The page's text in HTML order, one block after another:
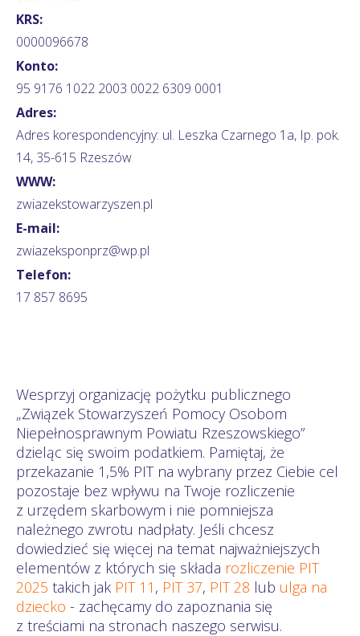
KRS:
0000096678
Konto:
95 9176 1022 2003 0022 6309 0001
Adres:
Adres korespondencyjny: ul. Leszka Czarnego 1a, Ip. pok.
14, 35-615 Rzeszów
WWW:
zwiazekstowarzyszen.pl
E-mail:
zwiazeksponprz@wp.pl
Telefon:
17 857 8695
Wesprzyj organizację pożytku publicznego
„Związek Stowarzyszeń Pomocy Osobom
Niepełnosprawnym Powiatu Rzeszowskiego”
dzieląc się swoim podatkiem. Pamiętaj, że
przekazanie 1,5% PIT na wybrany przez Ciebie cel
pozostaje bez wpływu na Twoje rozliczenie
z urzędem skarbowym i nie pomniejsza
należnego zwrotu nadpłaty. Jeśli chcesz
dowiedzieć się więcej na temat najważniejszych
elementów z których się składa rozliczenie PIT
2025 takich jak PIT 11 , PIT 37, PIT 28 lub ulga na
dziecko - zachęcamy do zapoznania się
z treściami na stronach naszego serwisu.